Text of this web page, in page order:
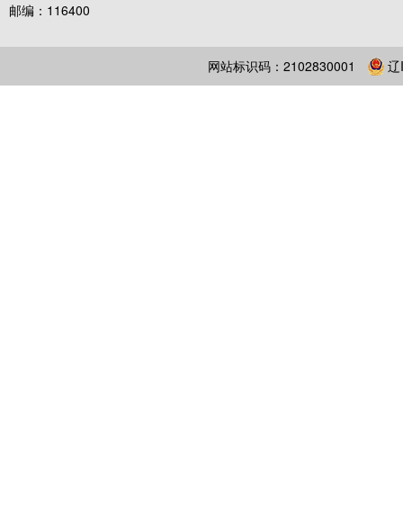
邮编：116400
网站标识码：2102830001